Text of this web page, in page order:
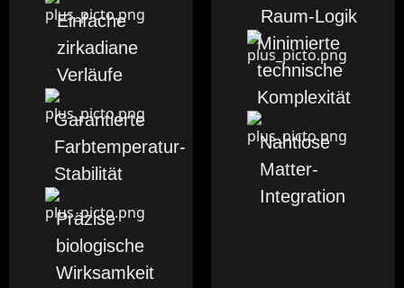
Einfache
zirkadiane
Verläufe
Garantierte
Farbtemperatur-
Stabilität
Präzise
biologische
Wirksamkeit
Raum-Logik
Minimierte
technische
Komplexität
Nahtlose
Matter-
Integration